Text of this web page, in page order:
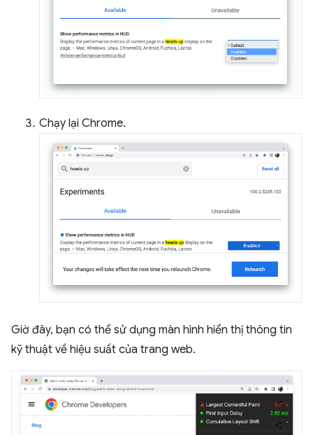
Chạy lại Chrome.
Giờ đây, bạn có thể sử dụng màn hình hiển thị thông tin
kỹ thuật về hiệu suất của trang web.